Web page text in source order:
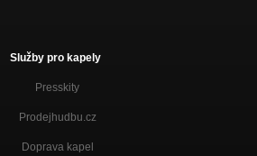
Služby pro kapely
Presskity
Prodejhudbu.cz
Doprava kapel